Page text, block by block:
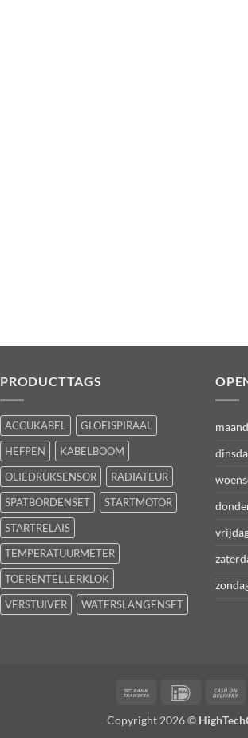
PRODUCTTAGS
ACCUKABEL
GLOEISPIRAAL
HEFPEN
KABELBOOM
OLIEDRUKSENSOR
RADIATEUR
SPATBORDENSET
STARTMOTOR
STARTRELAIS
TEMPERATUURMETER
TOERENTELLERKLOK
VERSTUIVER
WATERSLANGENSET
Bank
IDeal
Copyright 2026 ©